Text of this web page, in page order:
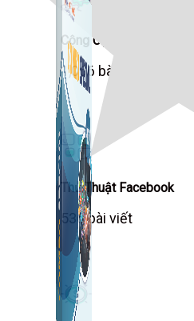
Công Cụ Marketing
1,066 bài viết
Thủ Thuật Facebook
536 bài viết